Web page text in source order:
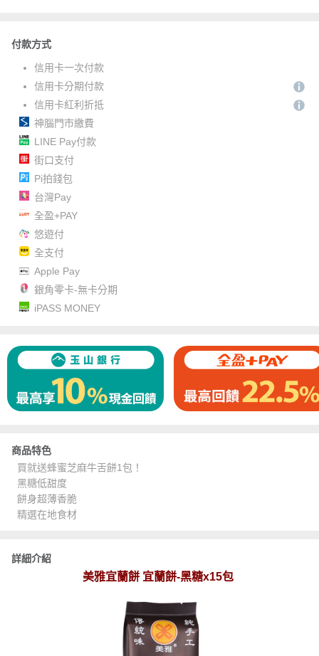
付款方式
信用卡一次付款
信用卡分期付款
信用卡紅利折抵
神腦門市繳費
LINE Pay付款
街口支付
Pi拍錢包
台灣Pay
全盈+PAY
悠遊付
全支付
Apple Pay
銀角零卡-無卡分期
iPASS MONEY
商品特色
買就送蜂蜜芝麻牛舌餅1包！
黑糖低甜度
餅身超薄香脆
精選在地食材
詳細介紹
美雅宜蘭餅 宜蘭餅-黑糖x15包